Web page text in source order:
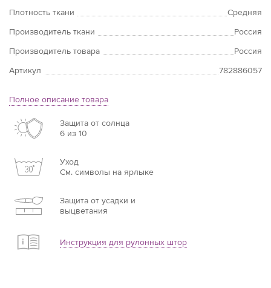
Плотность ткани
Средняя
Производитель ткани
Россия
Производитель товара
Россия
Артикул
782886057
Полное описание товара
Защита от солнца
6 из 10
Уход
См. символы на ярлыке
Защита от усадки и
выцветания
Инструкция для рулонных штор